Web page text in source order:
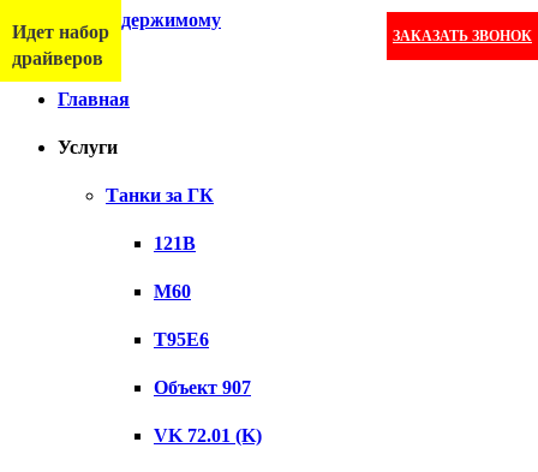
Перейти к содержимому
ЗАКАЗАТЬ ЗВОНОК
Меню
Главная
Услуги
Танки за ГК
121B
M60
T95E6
Объект 907
VK 72.01 (K)
Идет набор
драйверов